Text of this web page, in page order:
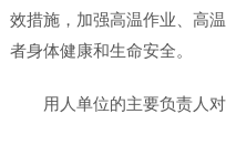
效措施，加强高温作业、高
者身体健康和生命安全。
用人单位的主要负责人